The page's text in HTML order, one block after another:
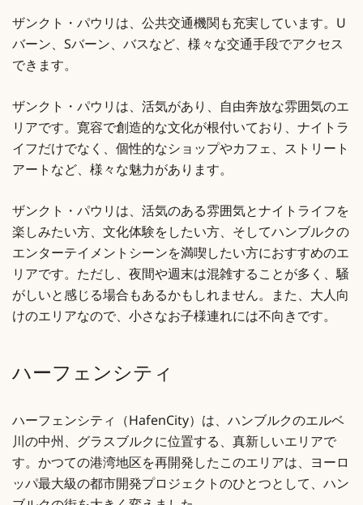
ザンクト・パウリは、公共交通機関も充実しています。U
バーン、Sバーン、バスなど、様々な交通手段でアクセス
できます。
ザンクト・パウリは、活気があり、自由奔放な雰囲気のエ
リアです。寛容で創造的な文化が根付いており、ナイトラ
イフだけでなく、個性的なショップやカフェ、ストリート
アートなど、様々な魅力があります。
ザンクト・パウリは、活気のある雰囲気とナイトライフを
楽しみたい方、文化体験をしたい方、そしてハンブルクの
エンターテイメントシーンを満喫したい方におすすめのエ
リアです。ただし、夜間や週末は混雑することが多く、騒
がしいと感じる場合もあるかもしれません。また、大人向
けのエリアなので、小さなお子様連れには不向きです。
ハーフェンシティ
ハーフェンシティ（HafenCity）は、ハンブルクのエルベ
川の中州、グラスブルクに位置する、真新しいエリアで
す。かつての港湾地区を再開発したこのエリアは、ヨーロ
ッパ最大級の都市開発プロジェクトのひとつとして、ハン